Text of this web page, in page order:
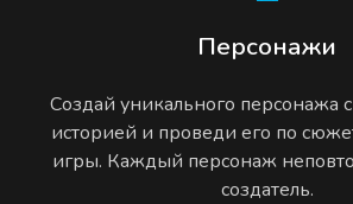
Персонажи
Создай уникального персонажа
историей и проведи его по
игры. Каждый персонаж
создатель.